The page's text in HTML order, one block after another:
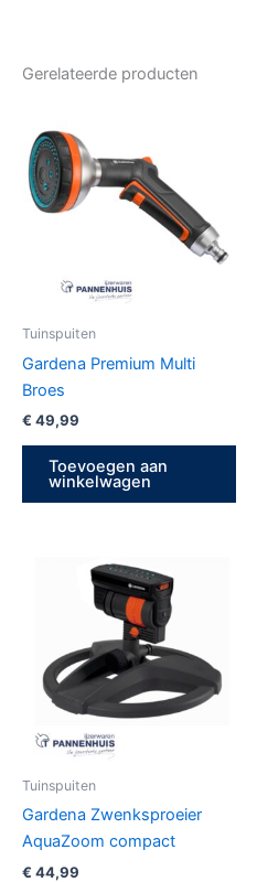
Gerelateerde producten
Tuinspuiten
Gardena Premium Multi
Broes
€ 49,99
Toevoegen aan
winkelwagen
Tuinspuiten
Gardena Zwenksproeier
AquaZoom compact
€ 44,99